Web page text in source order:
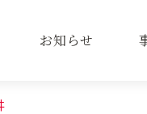
お知らせ